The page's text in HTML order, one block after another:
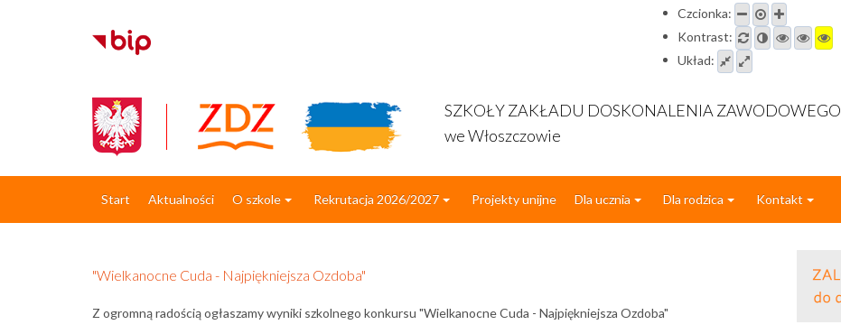
Czcionka:
Kontrast:
Układ:
SZKOŁY ZAKŁADU DOSKONALENIA ZAWODOWEGO
we Włoszczowie
Start Aktualności O szkole Rekrutacja 2026/2027 Projekty unijne Dla ucznia Dla rodzica Kontakt
"Wielkanocne Cuda - Najpiękniejsza Ozdoba"
​Z ogromną radością ogłaszamy wyniki szkolnego konkursu "Wielkanocne Cuda - Najpiękniejsza Ozdoba"